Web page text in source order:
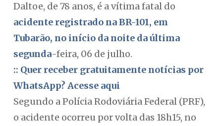
Daltoe, de 78 anos, é a vítima fatal do
acidente registrado na BR-101, em
Tubarão, no início da noite da última
segunda-feira, 06 de julho.
:: Quer receber gratuitamente notícias por
WhatsApp? Acesse aqui
Segundo a Polícia Rodoviária Federal (PRF),
o acidente ocorreu por volta das 18h15, no